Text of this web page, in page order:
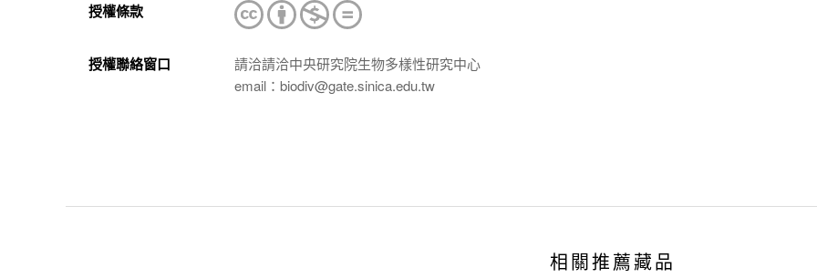
授權條款
授權聯絡窗口
請洽請洽中央研究院生物多樣性研究中心
email：biodiv@gate.sinica.edu.tw
相關推薦藏品